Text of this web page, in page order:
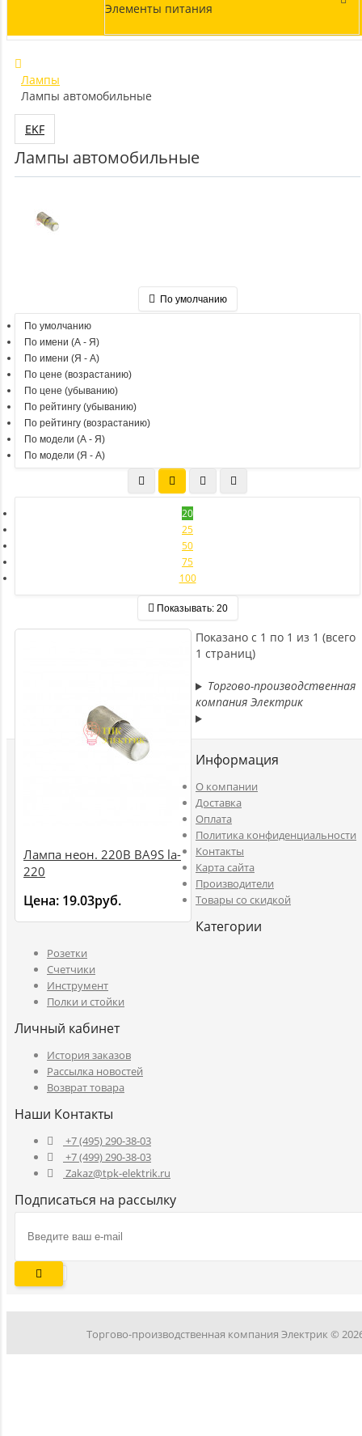
Элементы питания
Лампы
Лампы автомобильные
EKF
Лампы автомобильные
По умолчанию
По умолчанию
По имени (A - Я)
По имени (Я - A)
По цене (возрастанию)
По цене (убыванию)
По рейтингу (убыванию)
По рейтингу (возрастанию)
По модели (A - Я)
По модели (Я - A)
20
25
50
75
100
Показывать: 20
Лампа неон. 220В BA9S la-
220
Цена: 19.03руб.
Показано с 1 по 1 из 1 (всего
1 страниц)
Торгово-производственная
компания Электрик
Информация
O компании
Доставка
Оплата
Политика конфиденциальности
Контакты
Карта сайта
Производители
Товары со скидкой
Категории
Розетки
Счетчики
Инструмент
Полки и стойки
Личный кабинет
История заказов
Рассылка новостей
Возврат товара
Наши Контакты
+7 (495) 290-38-03
+7 (499) 290-38-03
Zakaz@tpk-elektrik.ru
Подписаться на рассылку
Торгово-производственная компания Электрик ©